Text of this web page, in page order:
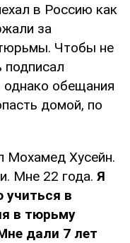
в Россию как
за
Чтобы не
подписал
обещания
домой, по
Мохамед Хусейн.
Мне 22 года. Я
учиться в
в тюрьму
дали 7 лет